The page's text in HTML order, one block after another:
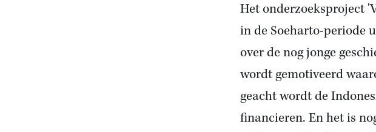
Het onderzoeksproject
in de Soeharto-periode
over de nog jonge
wordt gemotiveerd
geacht wordt de
financieren. En het is